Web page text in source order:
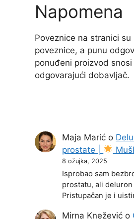
Napomena
Poveznice na stranici
poveznice, a punu
ponuđeni proizvod
odgovarajući dobavljač.
Maja Marić o
prostate |
8 ožujka, 2025
Isprobao sam
prostatu, ali deluron
Pristupačan je i
Mirna Knežević o